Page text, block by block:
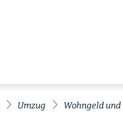
Umzug Wohngeld